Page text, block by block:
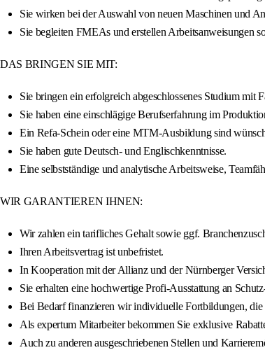
Sie wirken bei der Auswahl von neuen Maschinen und
Sie begleiten FMEAs und erstellen Arbeitsanweisungen
DAS BRINGEN SIE MIT:
Sie bringen ein erfolgreich abgeschlossenes Studium mit
Sie haben eine einschlägige Berufserfahrung im
Ein Refa-Schein oder eine MTM-Ausbildung sind
Sie haben gute Deutsch- und Englischkenntnisse.
Eine selbstständige und analytische Arbeitsweise,
WIR GARANTIEREN IHNEN:
Wir zahlen ein tarifliches Gehalt sowie ggf.
Ihren Arbeitsvertrag ist unbefristet.
In Kooperation mit der Allianz und der Nürnberger
Sie erhalten eine hochwertige Profi-Ausstattung an
Bei Bedarf finanzieren wir individuelle Fortbildungen,
Als expertum Mitarbeiter bekommen Sie exklusive
Auch zu anderen ausgeschriebenen Stellen und